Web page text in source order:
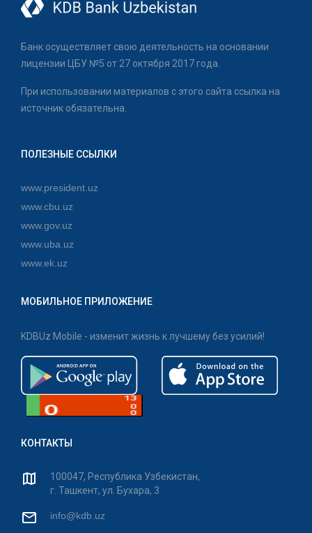
Банк осуществляет свою деятельность на основании
лицензии ЦБУ №5 от 27 октября 2017 года.
При использовании материалов с этого сайта ссылка на
источник обязательна.
ПОЛЕЗНЫЕ ССЫЛКИ
www.president.uz
www.cbu.uz
www.gov.uz
www.uba.uz
www.ek.uz
МОБИЛЬНОЕ ПРИЛОЖЕНИЕ
KDBUz Mobile - изменит жизнь к лучшему без усилий!
КОНТАКТЫ
100047, Республика Узбекистан,
г. Ташкент, ул. Бухара, 3
info@kdb.uz